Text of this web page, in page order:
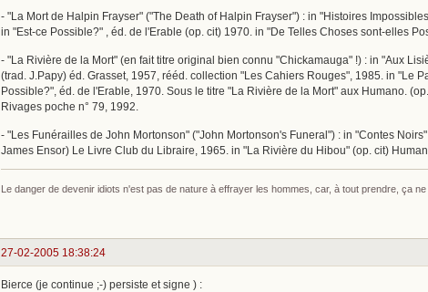
- "La Mort de Halpin Frayser" ("The Death of Halpin Frayser") : in "Histoires
in "Est-ce Possible?" , éd. de l'Erable (op. cit) 1970. in "De Telles Choses sont-elles
- "La Rivière de la Mort" (en fait titre original bien connu "Chickamauga" !) : in "Aux
(trad. J.Papy) éd. Grasset, 1957, rééd. collection "Les Cahiers Rouges", 1985. in "Le
Possible?", éd. de l'Erable, 1970. Sous le titre "La Rivière de la Mort" aux Humano.
Rivages poche n° 79, 1992.
- "Les Funérailles de John Mortonson" ("John Mortonson's Funeral") : in "Contes
James Ensor) Le Livre Club du Libraire, 1965. in "La Rivière du Hibou" (op. cit)
Le danger de devenir idiots n'est pas de nature à effrayer les hommes, car, à tout prendre, ça
27-02-2005 18:38:24
Bierce (je continue ;-) persiste et signe ) :